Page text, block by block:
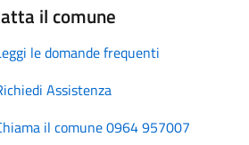
il comune
le domande frequenti
Assistenza
il comune 0964 957007